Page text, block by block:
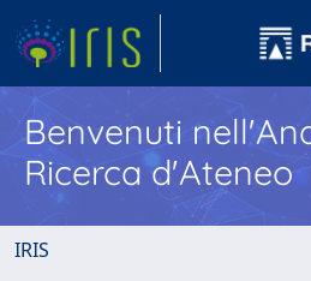
Benvenuti
Ricerca d'Ateneo
IRIS